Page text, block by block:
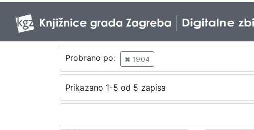
Probrano po: 1904
Prikazano 1-5 od 5 zapisa